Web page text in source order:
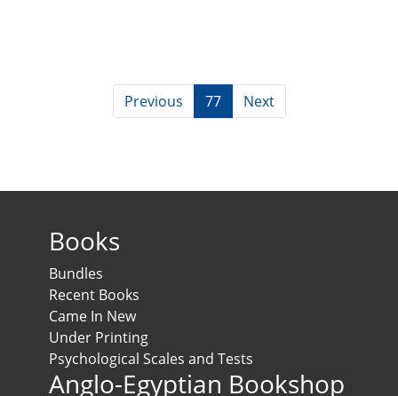
Previous 77 Next
Books
Bundles
Recent Books
Came In New
Under Printing
Psychological Scales and Tests
Anglo-Egyptian Bookshop